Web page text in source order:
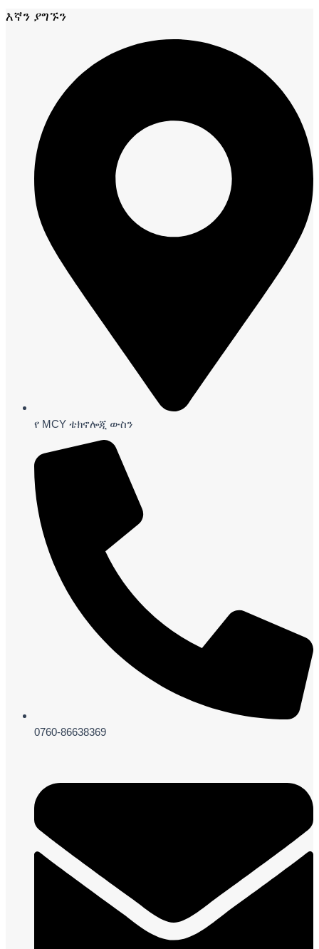
እኛን ያግኙን
የ MCY ቴክኖሎጂ ውስን
0760-86638369